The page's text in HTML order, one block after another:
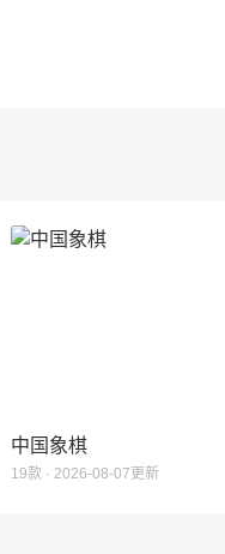
中国象棋
19款 · 2026-08-07更新